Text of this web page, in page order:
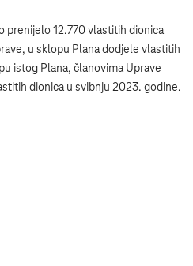
prenijelo 12.770 vlastitih dionica
u sklopu Plana dodjele vlastitih
istog Plana, članovima Uprave
dionica u svibnju 2023. godine.